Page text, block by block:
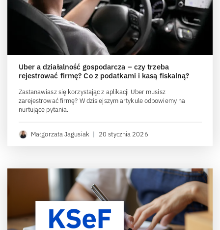
Uber a działalność gospodarcza – czy trzeba
rejestrować firmę? Co z podatkami i kasą fiskalną?
Zastanawiasz się korzystając z aplikacji Uber musisz
zarejestrować firmę? W dzisiejszym artykule odpowiemy na
nurtujące pytania.
Małgorzata Jagusiak | 20 stycznia 2026